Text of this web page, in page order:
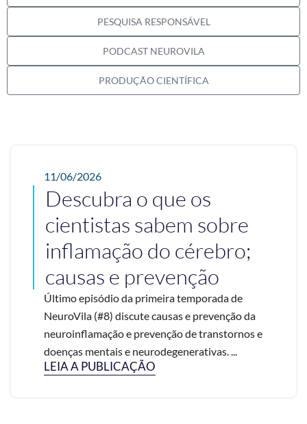
PESQUISA RESPONSÁVEL
PODCAST NEUROVILA
PRODUÇÃO CIENTÍFICA
11/06/2026
Descubra o que os
cientistas sabem sobre
inflamação do cérebro;
causas e prevenção
Último episódio da primeira temporada de
NeuroVila (#8) discute causas e prevenção da
neuroinflamação e prevenção de transtornos e
doenças mentais e neurodegenerativas. ...
LEIA A PUBLICAÇÃO